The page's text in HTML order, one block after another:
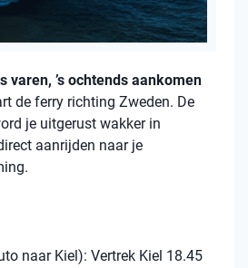
varen, ’s ochtends aankomen
de ferry richting Zweden. De
je uitgerust wakker in
aanrijden naar je
naar Kiel): Vertrek Kiel 18.45